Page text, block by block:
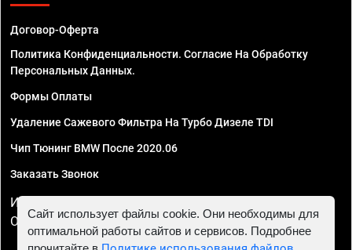
Договор-Оферта
Политика Конфиденциальности. Согласие На Обработку
Персональных Данных.
Формы Оплаты
Удаление Сажевого Фильтра На Турбо Дизеле TDI
Чип Тюнинг BMW После 2020.06
Заказать Звонок
ИП Смирнов Георгий Павлович. ИНН 781302555843,
ОГРНИП 324470400032610
Сайт использует файлы cookie. Они необходимы для
оптимальной работы сайтов и сервисов. Подробнее